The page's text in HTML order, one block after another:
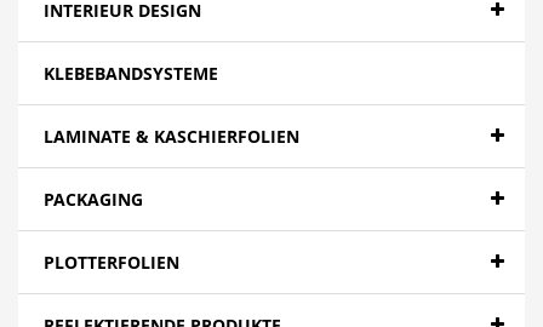
INTERIEUR DESIGN
KLEBEBANDSYSTEME
LAMINATE & KASCHIERFOLIEN
PACKAGING
PLOTTERFOLIEN